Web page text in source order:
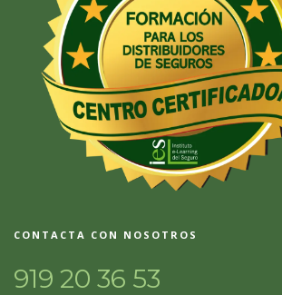
CONTACTA CON NOSOTROS
919 20 36 53